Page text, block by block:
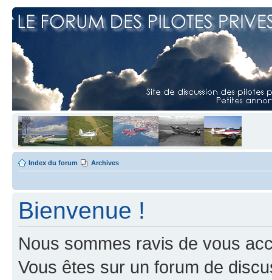
Index du forum Archives
Bienvenue !
Nous sommes ravis de vous
Vous êtes sur un forum de